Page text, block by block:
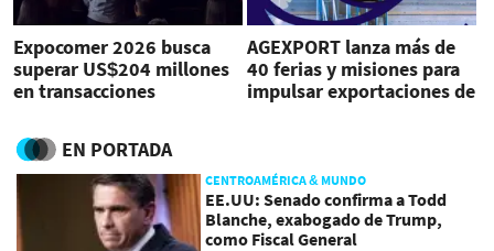
Expocomer 2026 busca
superar US$204 millones
en transacciones
AGEXPORT lanza más de
40 ferias y misiones para
impulsar exportaciones de
EN PORTADA
CENTROAMÉRICA & MUNDO
EE.UU: Senado confirma a Todd
Blanche, exabogado de Trump,
como Fiscal General